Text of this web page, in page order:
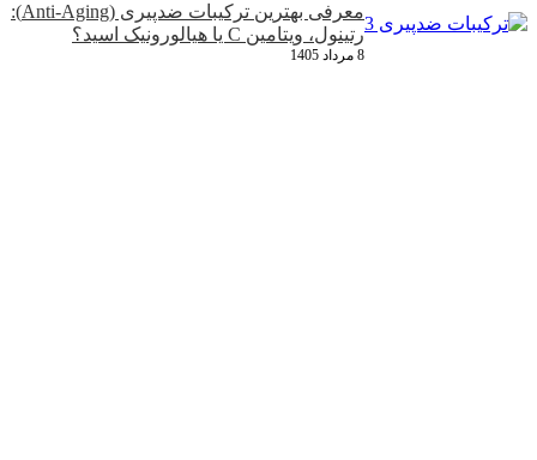
معرفی بهترین ترکیبات ضدپیری (Anti-Aging):
رتینول، ویتامین C یا هیالورونیک اسید؟
8 مرداد 1405